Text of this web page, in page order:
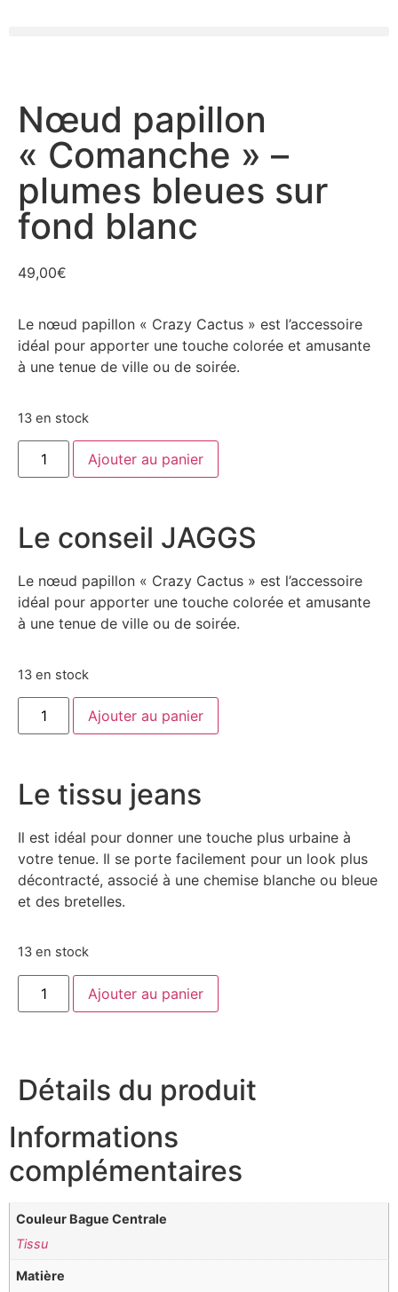
Nœud papillon
« Comanche » –
plumes bleues sur
fond blanc
49,00€
Le nœud papillon « Crazy Cactus » est l’accessoire
idéal pour apporter une touche colorée et amusante
à une tenue de ville ou de soirée.
13 en stock
Ajouter au panier
Le conseil JAGGS
Le nœud papillon « Crazy Cactus » est l’accessoire
idéal pour apporter une touche colorée et amusante
à une tenue de ville ou de soirée.
13 en stock
Ajouter au panier
Le tissu jeans
Il est idéal pour donner une touche plus urbaine à
votre tenue. Il se porte facilement pour un look plus
décontracté, associé à une chemise blanche ou bleue
et des bretelles.
13 en stock
Ajouter au panier
Détails du produit
Informations
complémentaires
Couleur Bague Centrale
Tissu
Matière